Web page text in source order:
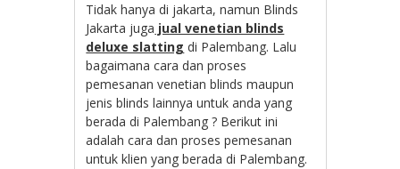
Tidak hanya di jakarta, namun Blinds
Jakarta juga jual venetian blinds
deluxe slatting di Palembang. Lalu
bagaimana cara dan proses
pemesanan venetian blinds maupun
jenis blinds lainnya untuk anda yang
berada di Palembang ? Berikut ini
adalah cara dan proses pemesanan
untuk klien yang berada di Palembang.